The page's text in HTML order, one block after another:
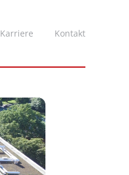
Karriere Kontakt